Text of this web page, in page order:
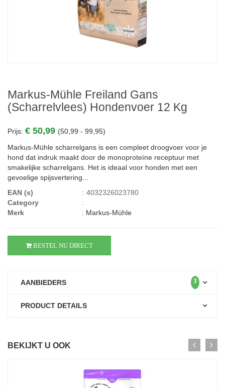
Markus-Mühle Freiland Gans
(scharrelvlees) Hondenvoer 12 Kg
Prijs: € 50,99 (50,99 - 99,95)
Markus-Mühle scharrelgans is een compleet droogvoer voor je
hond dat indruk maakt door de monoproteïne receptuur met
smakelijke scharrelgans. Het is ideaal voor honden met een
gevoelige spijsvertering...
EAN (s)
: 4032326023780
Category
:
Merk
: Markus-Mühle
BESTEL NU DIRECT
AANBIEDERS 3
PRODUCT DETAILS
BEKIJKT U OOK